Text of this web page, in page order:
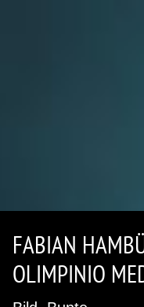
FABIAN
OLIMPINIO